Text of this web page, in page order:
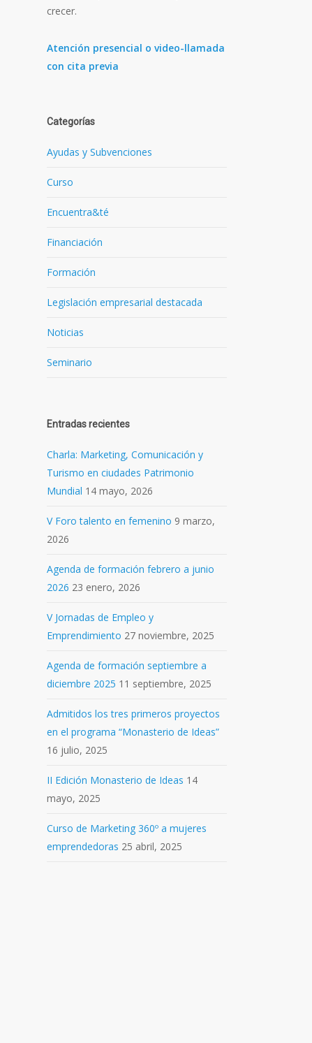
crecer.
Atención presencial o video-llamada
con cita previa
Categorías
Ayudas y Subvenciones
Curso
Encuentra&té
Financiación
Formación
Legislación empresarial destacada
Noticias
Seminario
Entradas recientes
Charla: Marketing, Comunicación y
Turismo en ciudades Patrimonio
Mundial 14 mayo, 2026
V Foro talento en femenino 9 marzo,
2026
Agenda de formación febrero a junio
2026 23 enero, 2026
V Jornadas de Empleo y
Emprendimiento 27 noviembre, 2025
Agenda de formación septiembre a
diciembre 2025 11 septiembre, 2025
Admitidos los tres primeros proyectos
en el programa “Monasterio de Ideas”
16 julio, 2025
II Edición Monasterio de Ideas 14
mayo, 2025
Curso de Marketing 360º a mujeres
emprendedoras 25 abril, 2025